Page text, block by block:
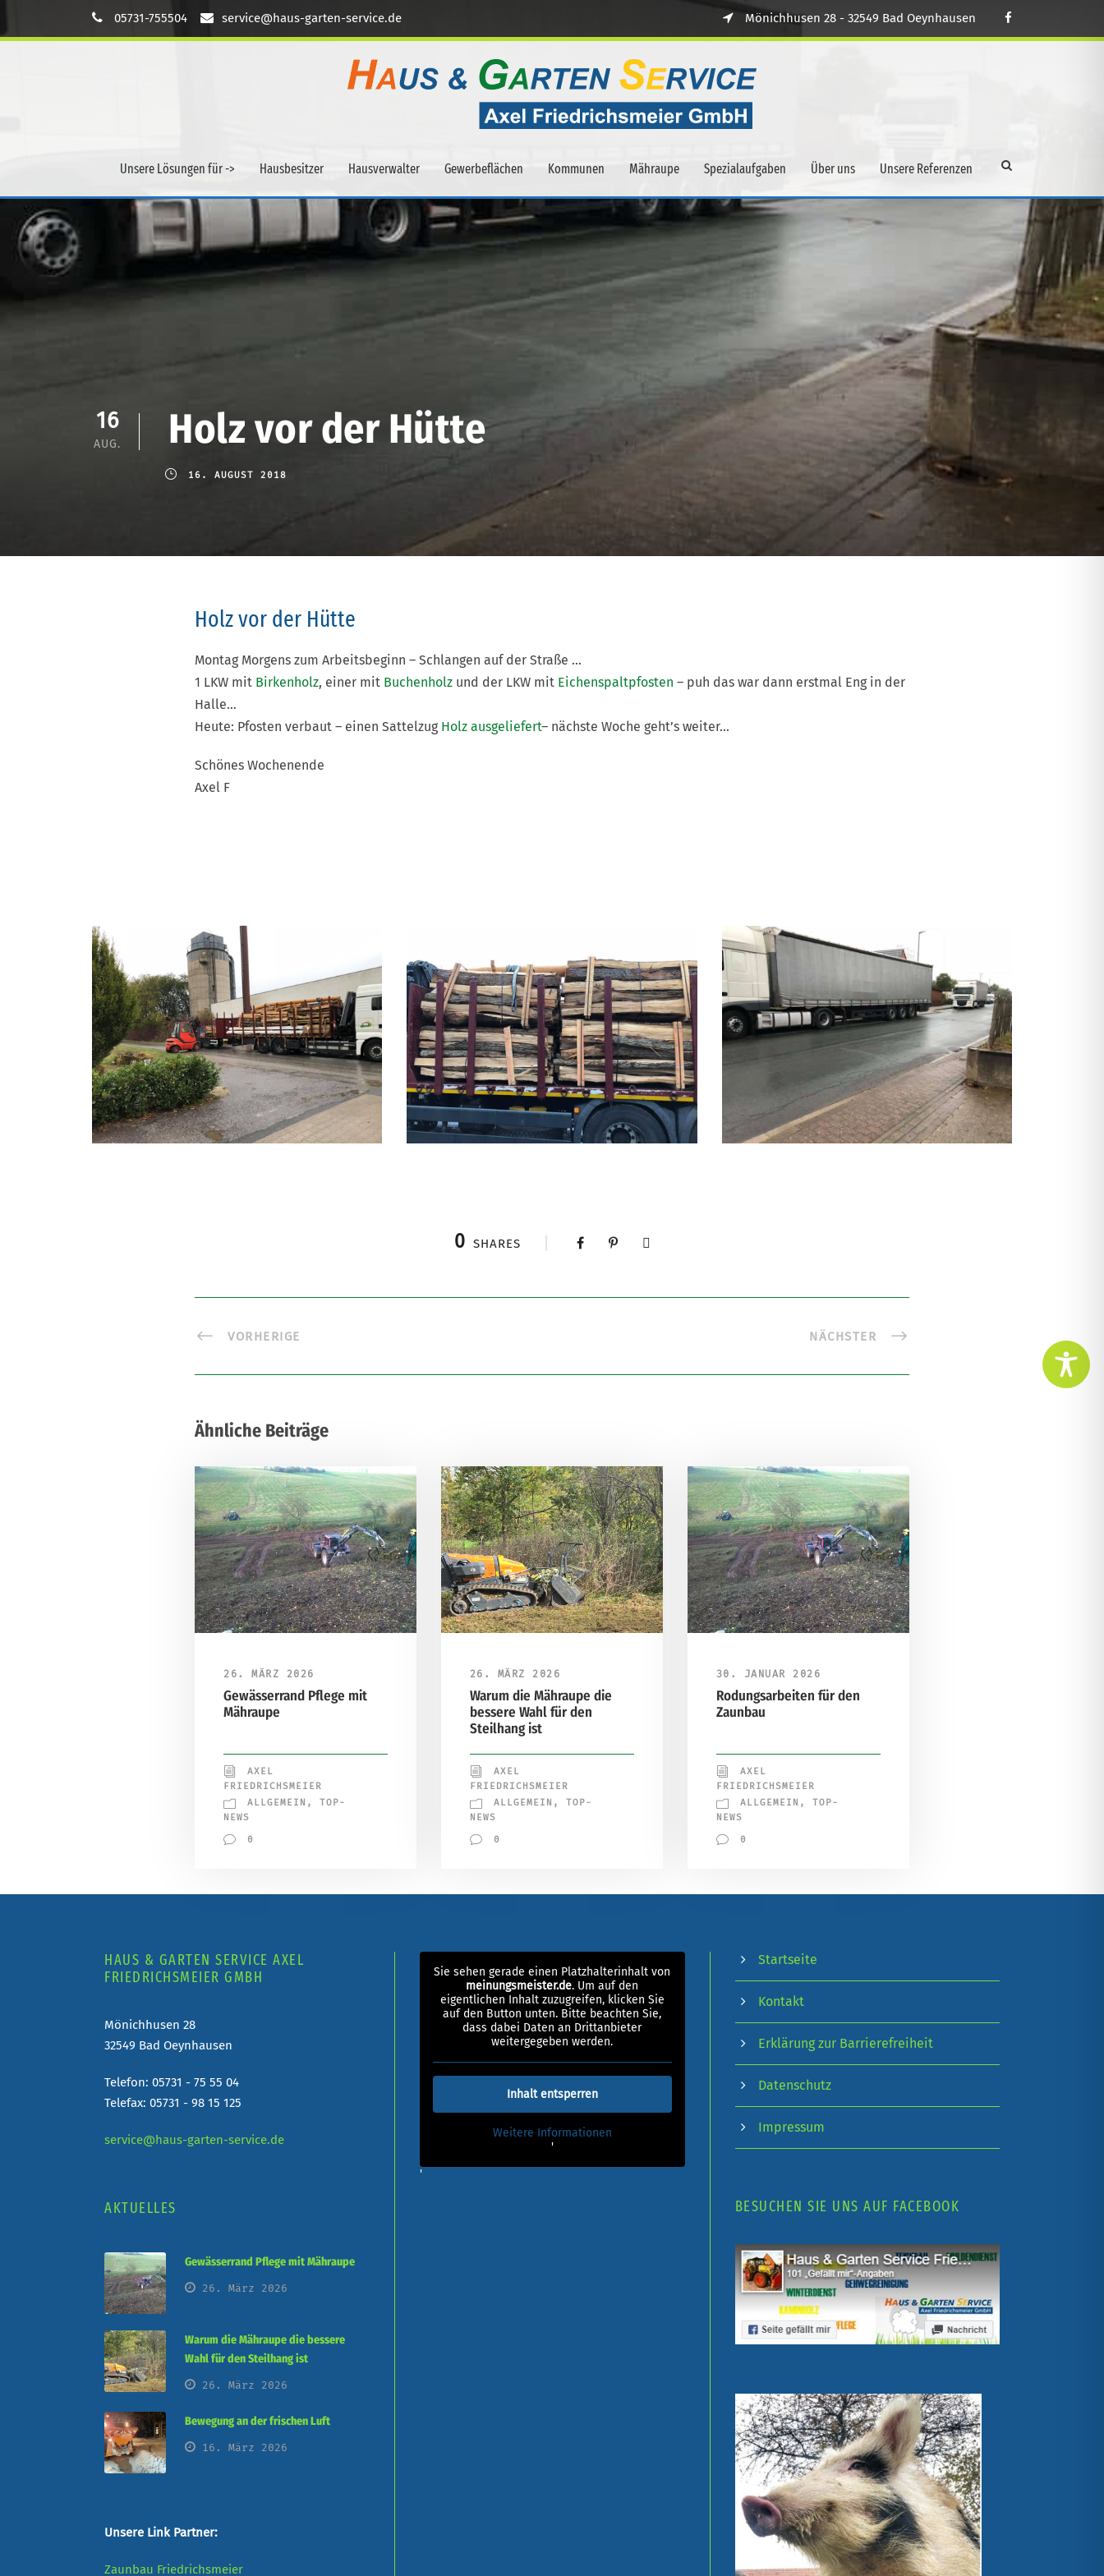
05731-755504 service@haus-garten-service.de Mönichhusen 28 - 32549 Bad Oeynhausen
Unsere Lösungen für -> Hausbesitzer Hausverwalter Gewerbeflächen Kommunen Mähraupe Spezialaufgaben Über uns Unsere Referenzen
16
AUG. Holz vor der Hütte
16. AUGUST 2018
Holz vor der Hütte
Montag Morgens zum Arbeitsbeginn – Schlangen auf der Straße …
1 LKW mit Birkenholz, einer mit Buchenholz und der LKW mit Eichenspaltpfosten – puh das war dann erstmal Eng in der
Halle…
Heute: Pfosten verbaut – einen Sattelzug Holz ausgeliefert– nächste Woche geht’s weiter…
Schönes Wochenende
Axel F
0 SHARES
VORHERIGE NÄCHSTER
Ähnliche Beiträge
26. MÄRZ 2026
Gewässerrand Pflege mit
Mähraupe
AXEL
FRIEDRICHSMEIER
ALLGEMEIN ,
TOP-
NEWS
0
26. MÄRZ 2026
Warum die Mähraupe die
bessere Wahl für den
Steilhang ist
AXEL
FRIEDRICHSMEIER
ALLGEMEIN ,
TOP-
NEWS
0
30. JANUAR 2026
Rodungsarbeiten für den
Zaunbau
AXEL
FRIEDRICHSMEIER
ALLGEMEIN ,
TOP-
NEWS
0
HAUS & GARTEN SERVICE AXEL
FRIEDRICHSMEIER GMBH
Mönichhusen 28
32549 Bad Oeynhausen
Telefon: 05731 - 75 55 04
Telefax: 05731 - 98 15 125
service@haus-garten-service.de
AKTUELLES
Gewässerrand Pflege mit Mähraupe
26. März 2026
Warum die Mähraupe die bessere
Wahl für den Steilhang ist
26. März 2026
Bewegung an der frischen Luft
16. März 2026
Unsere Link Partner:
Zaunbau Friedrichsmeier
Sie sehen gerade einen Platzhalterinhalt von
meinungsmeister.de. Um auf den
eigentlichen Inhalt zuzugreifen, klicken Sie
auf den Button unten. Bitte beachten Sie,
dass dabei Daten an Drittanbieter
weitergegeben werden.
Inhalt entsperren
Weitere Informationen
'
'
Startseite
Kontakt
Erklärung zur Barrierefreiheit
Datenschutz
Impressum
BESUCHEN SIE UNS AUF FACEBOOK